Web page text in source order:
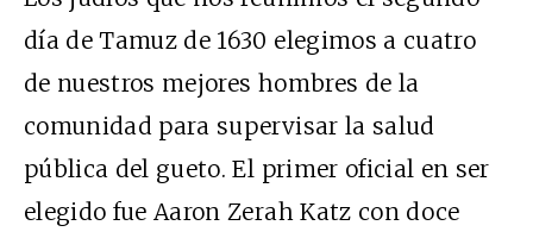
día de Tamuz de 1630 elegimos a cuatro
de nuestros mejores hombres de la
comunidad para supervisar la salud
pública del gueto. El primer oficial en ser
elegido fue Aaron Zerah Katz con doce